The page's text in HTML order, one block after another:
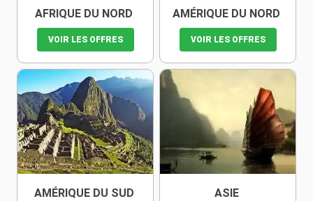
AFRIQUE DU NORD
VOIR LES OFFRES
AMÉRIQUE DU NORD
VOIR LES OFFRES
AMÉRIQUE DU SUD ASIE